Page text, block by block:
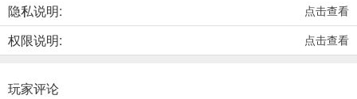
隐私说明:
点击查看
权限说明: 点击查看
玩家评论